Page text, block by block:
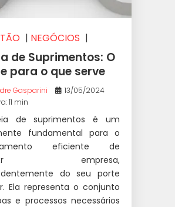
| NEGÓCIOS |
de Suprimentos: O
para o que serve
Gasparini
13/05/2024
11 min
de suprimentos é um
fundamental para o
eficiente de
empresa,
do seu porte
Ela representa o conjunto
e processos necessários